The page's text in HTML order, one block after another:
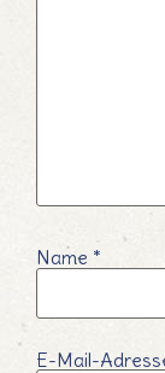
Name *
E-Mail-